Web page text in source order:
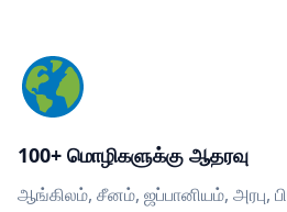
100+ மொழிகளுக்கு ஆதரவு
ஆங்கிலம், சீனம், ஜப்பானியம், அரபு,